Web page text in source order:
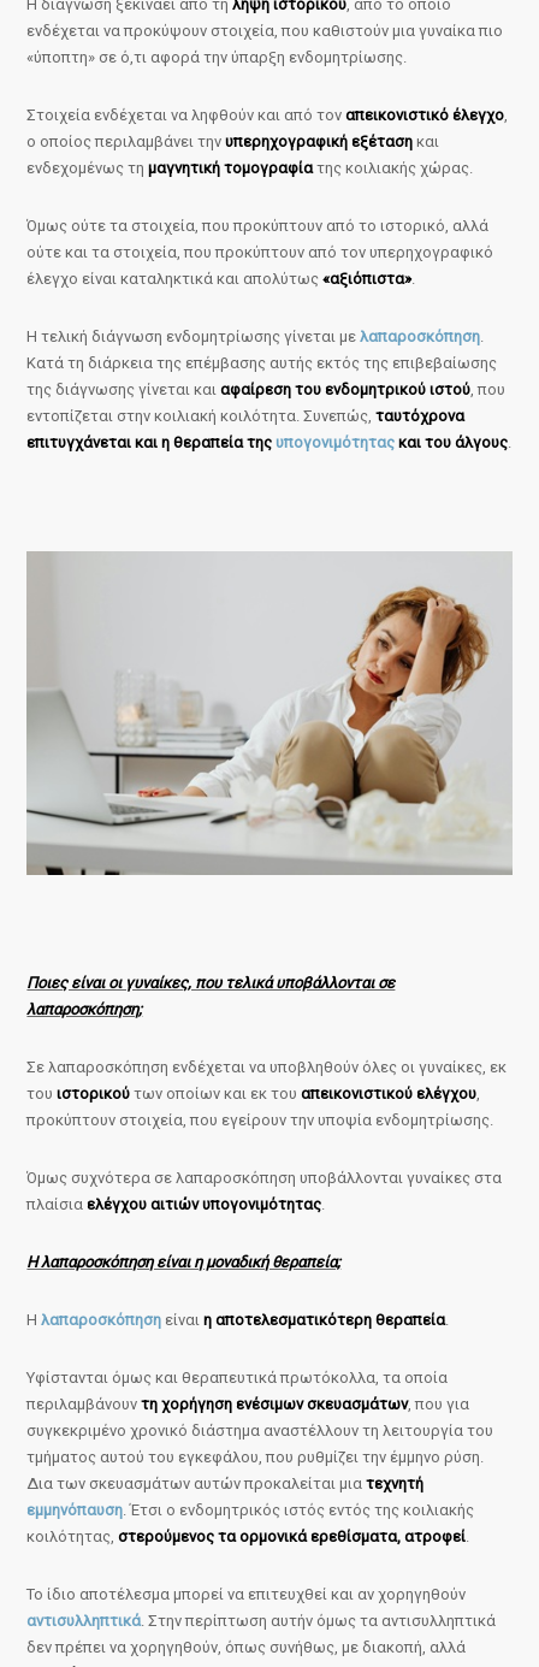
Η διάγνωση ξεκινάει από τηλήψη ιστορικού , από το οποίο
ενδέχεται να προκύψουν στοιχεία, που καθιστούν μια γυναίκα πιο
«ύποπτη» σε ό,τι αφορά την ύπαρξη ενδομητρίωσης.
Στοιχεία ενδέχεται να ληφθούν και από τον απεικονιστικό έλεγχο
ο οποίος περιλαμβάνει τηνυπερηχογραφική εξέταση και
ενδεχομένως τημαγνητική τομογραφίατης κοιλιακής χώρας.
Όμως ούτε τα στοιχεία, που προκύπτουν από το ιστορικό, αλλά
ούτε και τα στοιχεία, που προκύπτουν από τον υπερηχογραφικό
έλεγχο είναι καταληκτικά και απολύτως«αξιόπιστα».
Η τελική διάγνωση ενδομητρίωσης γίνεται μελαπαροσκόπηση
Κατά τη διάρκεια της επέμβασης αυτής εκτός της επιβεβαίωσης
της διάγνωσης γίνεται καιαφαίρεση του ενδομητρικού ιστού , που
εντοπίζεται στην κοιλιακή κοιλότητα. Συνεπώς,ταυτόχρονα
επιτυγχάνεται και η θεραπεία τηςυπογονιμότηταςκαι του άλγους
Ποιες είναι οι γυναίκες, που τελικά υποβάλλονται σε
λαπαροσκόπηση;
Σε λαπαροσκόπηση ενδέχεται να υποβληθούν όλες οι γυναίκες, εκ
τουιστορικού των οποίων και εκ τουαπεικονιστικού ελέγχου
προκύπτουν στοιχεία, που εγείρουν την υποψία ενδομητρίωσης.
Όμως συχνότερα σε λαπαροσκόπηση υποβάλλονται γυναίκες στα
πλαίσιαελέγχου αιτιών υπογονιμότητας
Η λαπαροσκόπηση είναι η μοναδική θεραπεία;
Ηλαπαροσκόπηση είναιη αποτελεσματικότερη θεραπεία.
Υφίστανται όμως και θεραπευτικά πρωτόκολλα, τα οποία
περιλαμβάνουντη χορήγηση ενέσιμων σκευασμάτων, που για
συγκεκριμένο χρονικό διάστημα αναστέλλουν τη λειτουργία του
τμήματος αυτού του εγκεφάλου, που ρυθμίζει την έμμηνο ρύση.
Δια των σκευασμάτων αυτών προκαλείται μιατεχνητή
εμμηνόπαυση . Έτσι ο ενδομητρικός ιστός εντός της κοιλιακής
κοιλότητας,στερούμενος τα ορμονικά ερεθίσματα, ατροφεί
Το ίδιο αποτέλεσμα μπορεί να επιτευχθεί και αν χορηγηθούν
αντισυλληπτικά . Στην περίπτωση αυτήν όμως τα αντισυλληπτικά
δεν πρέπει να χορηγηθούν, όπως συνήθως, με διακοπή, αλλά